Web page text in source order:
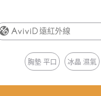
遠紅外線
胸墊 平口
冰晶 濕氣